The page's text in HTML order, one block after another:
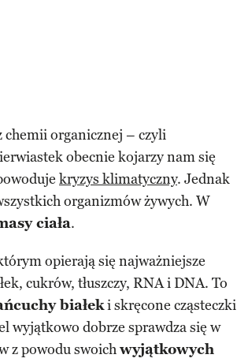
chemii organicznej – czyli
obecnie kojarzy nam się
kryzys klimatyczny. Jednak
organizmów żywych. W
ciała.
opierają się najważniejsze
cukrów, tłuszczy, RNA i DNA. To
białeki skręcone cząsteczki
wyjątkowo dobrze sprawdza się w
z powodu swoichwyjątkowych